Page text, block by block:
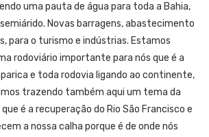
uma pauta de água para toda a Bahia,
Novas barragens, abastecimento
para o turismo e indústrias. Estamos
rodoviário importante para nós que é a
e toda rodovia ligando ao continente,
trazendo também aqui um tema da
é a recuperação do Rio São Francisco e
a nossa calha porque é de onde nós